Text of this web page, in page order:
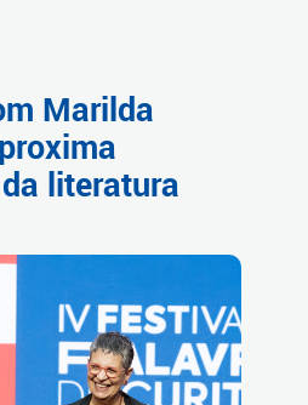
Marilda
literatura